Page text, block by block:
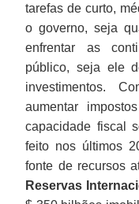
tarefas de curto,
o governo, seja
enfrentar as
público, seja ele
investimentos.
aumentar
capacidade fiscal
feito nos últimos
fonte de recursos
Reservas